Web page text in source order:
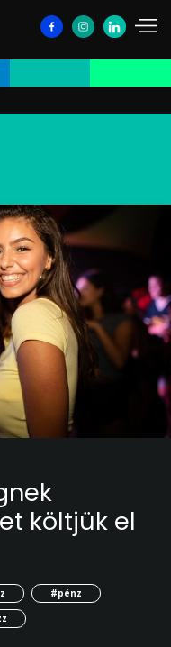
költjük el
#pénz